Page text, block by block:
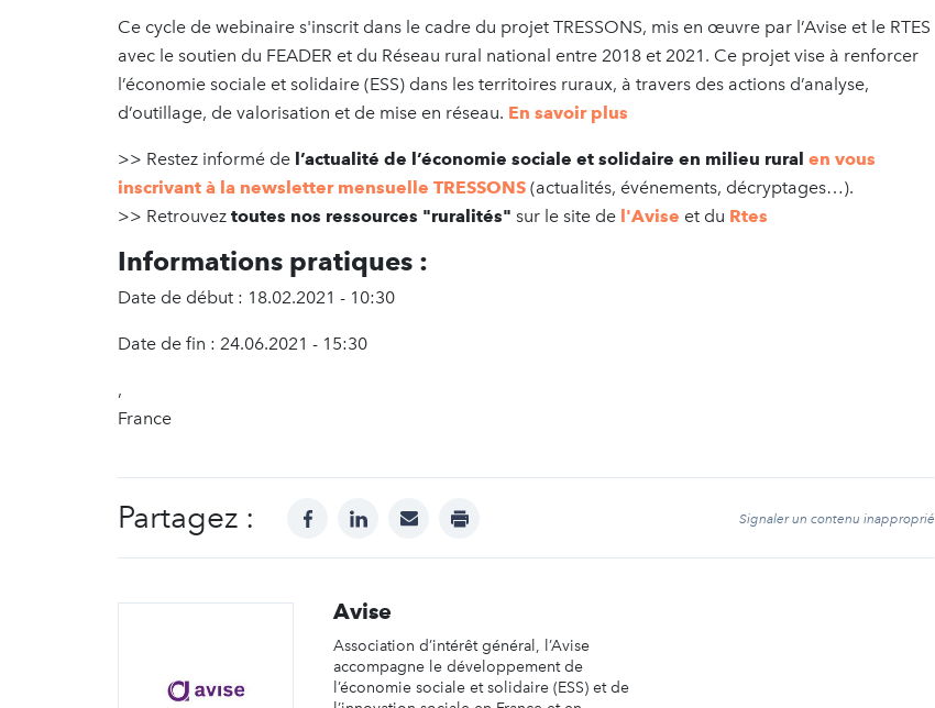
Ce cycle de webinaire s'inscrit dans le cadre du projet TRESSONS, mis en œuvre par l’Avise et le RTES
avec le soutien du FEADER et du Réseau rural national entre 2018 et 2021. Ce projet vise à renforcer
l’économie sociale et solidaire (ESS) dans les territoires ruraux, à travers des actions d’analyse,
d’outillage, de valorisation et de mise en réseau. En savoir plus
>> Restez informé de l’actualité de l’économie sociale et solidaire en milieu rural en vous
inscrivant à la newsletter mensuelle TRESSONS (actualités, événements, décryptages…).
>> Retrouvez toutes nos ressources "ruralités" sur le site de l'Avise et du Rtes
Informations pratiques :
Date de début : 18.02.2021 - 10:30
Date de fin : 24.06.2021 - 15:30
,
France
Partagez : facebooklinkedinmail print Signaler un contenu inapproprié
Avise
Association d’intérêt général, l’Avise
accompagne le développement de
l’économie sociale et solidaire (ESS) et de